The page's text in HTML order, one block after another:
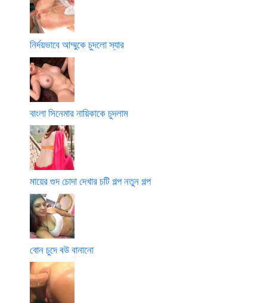
নির্দয়ভাবে আম্মুকে চুদলো স্যার
বাংলা সিনেমার নায়িকাকে চুদলাম
মায়ের গুদ চোদা দেখার চটি গল্প নতুন গল্প
বোন চুদে বউ বানানো